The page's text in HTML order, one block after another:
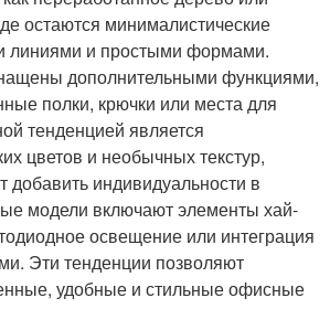
остаются минималистические
линиями и простыми формами.
дополнительными функциями,
полки, крючки или места для
тенденцией является
цветов и необычных текстур,
добавить индивидуальности в
модели включают элементы хай-
освещение или интеграция
Эти тенденции позволяют
удобные и стильные офисные